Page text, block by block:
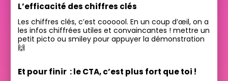
L’efficacité des chiffres clés
Les chiffres clés, c’est coooool. En un coup d’œil, on a
les infos chiffrées utiles et convaincantes ! mettre un
petit picto ou smiley pour appuyer la démonstration
🙌
Et pour finir : le CTA, c’est plus fort que toi !